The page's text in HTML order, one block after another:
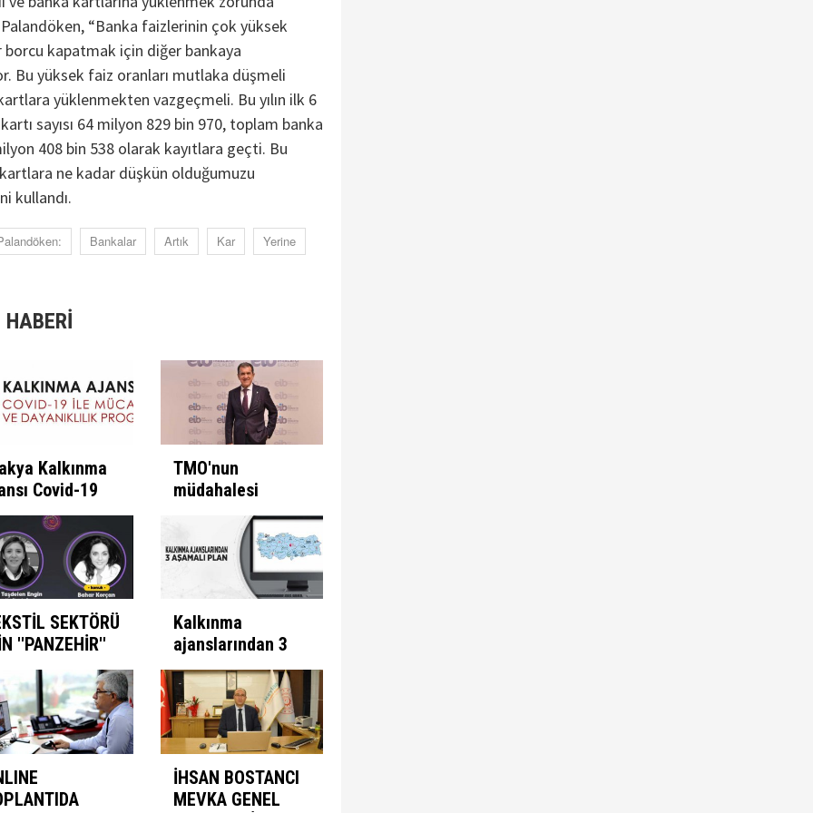
“Banka faizlerinin çok yüksek
borcu kapatmak için diğer bankaya
Bu yüksek faiz oranları mutlaka düşmeli
yüklenmekten vazgeçmeli. Bu yılın ilk 6
sayısı 64 milyon 829 bin 970, toplam banka
408 bin 538 olarak kayıtlara geçti. Bu
ne kadar düşkün olduğumuzu
kullandı.
Bankalar Artık Kar Yerine
Kalkınma
Covid-19
Mücadele
İlan
TMO'nun
müdahalesi
kazandırıyor
SEKTÖRÜ
''PANZEHİR''
Kalkınma
ajanslarından 3
aşamalı plan
İHSAN BOSTANCI
MEVKA GENEL